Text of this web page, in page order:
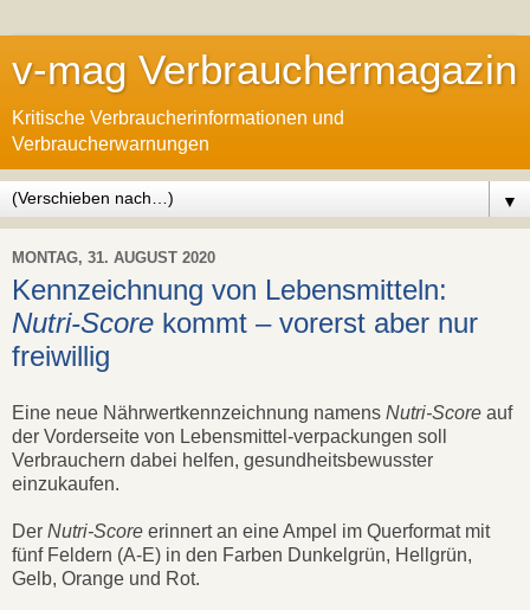
v-mag Verbrauchermagazin
Kritische Verbraucherinformationen und
Verbraucherwarnungen
▼
MONTAG, 31. AUGUST 2020
Kennzeichnung von Lebensmitteln:
Nutri-Score kommt – vorerst aber nur
freiwillig
Eine neue Nährwertkennzeichnung namens Nutri-Score auf
der Vorderseite von Lebensmittel-verpackungen soll
Verbrauchern dabei helfen, gesundheitsbewusster
einzukaufen.
Der Nutri-Score erinnert an eine Ampel im Querformat mit
fünf Feldern (A-E) in den Farben Dunkelgrün, Hellgrün,
Gelb, Orange und Rot.